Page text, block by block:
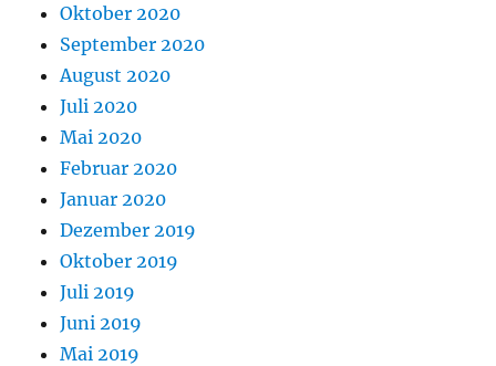
Oktober 2020
September 2020
August 2020
Juli 2020
Mai 2020
Februar 2020
Januar 2020
Dezember 2019
Oktober 2019
Juli 2019
Juni 2019
Mai 2019